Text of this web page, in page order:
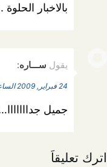
بالاخبار
يقول ســـاره:
24 فبراير, 2009 الساعة 10:30 م
جميل
اترك تعليقاً